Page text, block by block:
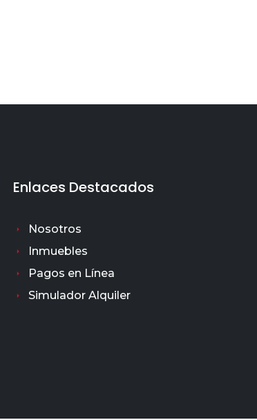
Enlaces Destacados
Nosotros
Inmuebles
Pagos en Línea
Simulador Alquiler